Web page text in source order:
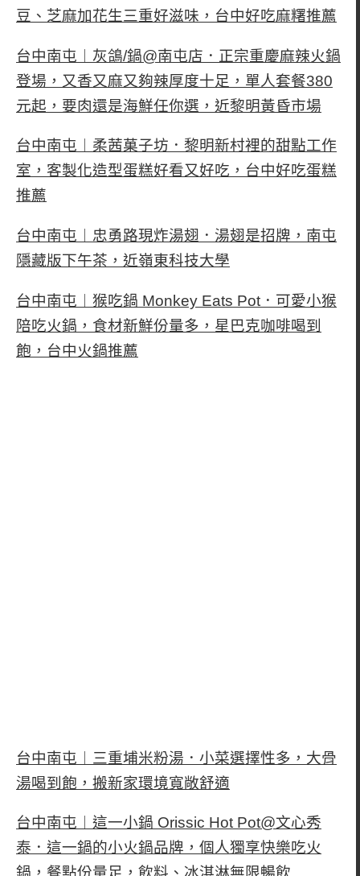
豆、芝麻加花生三重好滋味，台中好吃麻糬推薦
台中南屯︱灰鴿/鍋@南屯店．正宗重慶麻辣火鍋
登場，又香又麻又夠辣厚度十足，單人套餐380
元起，要肉還是海鮮任你選，近黎明黃昏市場
台中南屯︱柔茜菓子坊．黎明新村裡的甜點工作
室，客製化造型蛋糕好看又好吃，台中好吃蛋糕
推薦
台中南屯︱忠勇路現炸湯翅．湯翅是招牌，南屯
隱藏版下午茶，近嶺東科技大學
台中南屯︱猴吃鍋 Monkey Eats Pot．可愛小猴
陪吃火鍋，食材新鮮份量多，星巴克咖啡喝到
飽，台中火鍋推薦
台中南屯︱三重埔米粉湯．小菜選擇性多，大骨
湯喝到飽，搬新家環境寬敞舒適
台中南屯︱這一小鍋 Orissic Hot Pot@文心秀
泰．這一鍋的小火鍋品牌，個人獨享快樂吃火